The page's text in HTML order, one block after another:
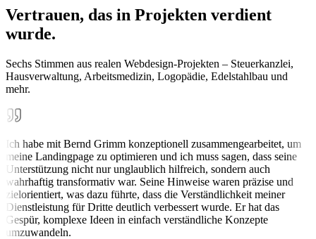
Vertrauen, das in Projekten verdient
wurde.
Sechs Stimmen aus realen Webdesign-Projekten – Steuerkanzlei,
Hausverwaltung, Arbeitsmedizin, Logopädie, Edelstahlbau und
mehr.
Ich habe mit Bernd Grimm konzeptionell zusammengearbeitet, um
meine Landingpage zu optimieren und ich muss sagen, dass seine
Unterstützung nicht nur unglaublich hilfreich, sondern auch
wahrhaftig transformativ war. Seine Hinweise waren präzise und
zielorientiert, was dazu führte, dass die Verständlichkeit meiner
Dienstleistung für Dritte deutlich verbessert wurde. Er hat das
Gespür, komplexe Ideen in einfach verständliche Konzepte
umzuwandeln.